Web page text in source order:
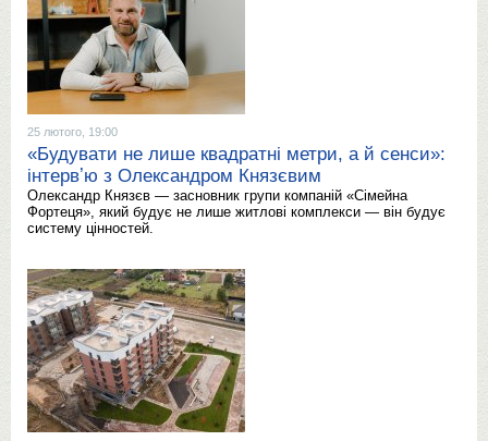
25 лютого, 19:00
«Будувати не лише квадратні метри, а й сенси»:
інтервʼю з Олександром Князєвим
Олександр Князєв — засновник групи компаній «Сімейна
Фортеця», який будує не лише житлові комплекси — він будує
систему цінностей.